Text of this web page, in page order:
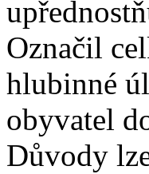
Označil
hlubinné
obyvatel
Důvody